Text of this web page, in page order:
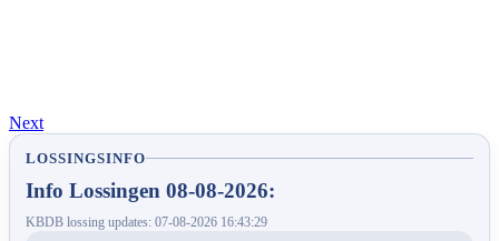
Next
LOSSINGSINFO
Info Lossingen 08-08-2026:
KBDB lossing updates: 07-08-2026 16:43:29